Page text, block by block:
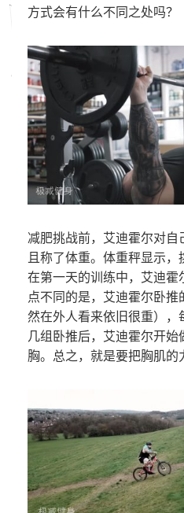
方式会有什么不同之处吗？
减肥挑战前，艾迪霍尔对
且称了体重。体重秤显示，
在第一天的训练中，艾迪霍
点不同的是，艾迪霍尔卧推
然在外人看来依旧很重），
几组卧推后，艾迪霍尔开始
胸。总之，就是要把胸肌的